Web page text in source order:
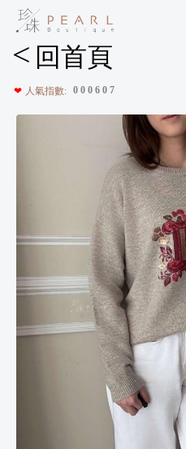
< 回首頁
❤ 人氣指數: 0 0 0 6 0 7